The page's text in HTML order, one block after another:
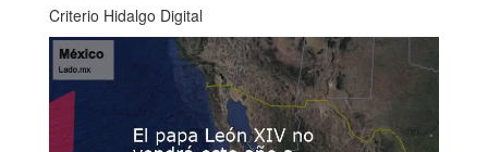
Criterio Hidalgo Digital